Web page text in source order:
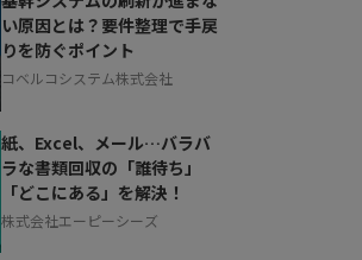
い原因とは？要件整理で手戻
りを防ぐポイント
コベルコシステム株式会社
紙、Excel、メール…バラバ
ラな書類回収の「誰待ち」
「どこにある」を解決！
株式会社エーピーシーズ